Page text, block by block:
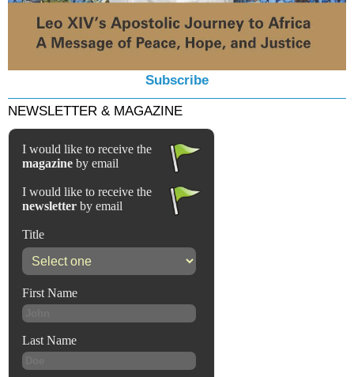
Subscribe
NEWSLETTER & MAGAZINE